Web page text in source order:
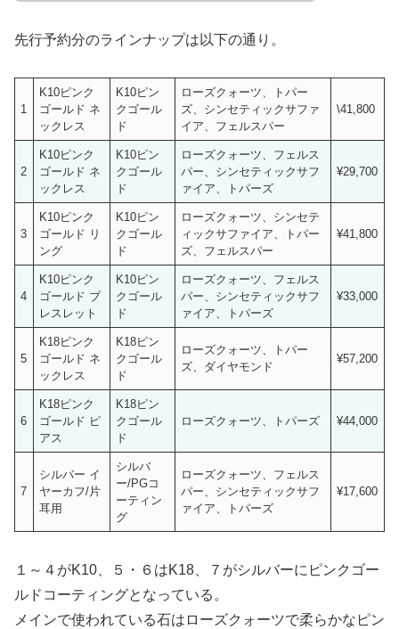
先行予約分のラインナップは以下の通り。
1
K10ピンク
ゴールド ネ
ックレス
K10ピン
クゴール
ド
ローズクォーツ、トパー
ズ、シンセティックサファ
イア、フェルスパー
\41,800
2
K10ピンク
ゴールド ネ
ックレス
K10ピン
クゴール
ド
ローズクォーツ、フェルス
パー、シンセティックサフ
ァイア、トパーズ
¥29,700
3
K10ピンク
ゴールド リ
ング
K10ピン
クゴール
ド
ローズクォーツ、シンセテ
ィックサファイア、トパー
ズ、フェルスパー
¥41,800
4
K10ピンク
ゴールド ブ
レスレット
K10ピン
クゴール
ド
ローズクォーツ、フェルス
パー、シンセティックサフ
ァイア、トパーズ
¥33,000
5
K18ピンク
ゴールド ネ
ックレス
K18ピン
クゴール
ド
ローズクォーツ、トパー
ズ、ダイヤモンド
¥57,200
6
K18ピンク
ゴールド ピ
アス
K18ピン
クゴール
ド
ローズクォーツ、トパーズ ¥44,000
7
シルバー イ
ヤーカフ/片
耳用
シルバ
ー/PGコ
ーティン
グ
ローズクォーツ、フェルス
パー、シンセティックサフ
ァイア、トパーズ
¥17,600
１～４がK10、５・６はK18、７がシルバーにピンクゴー
ルドコーティングとなっている。
メインで使われている石はローズクォーツで柔らかなピン